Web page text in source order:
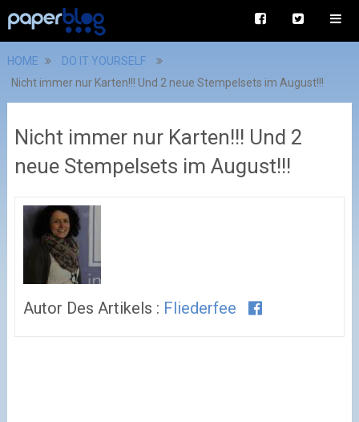
HOME
DO IT YOURSELF
Nicht immer nur Karten!!! Und 2 neue Stempelsets im August!!!
Nicht immer nur Karten!!! Und 2
neue Stempelsets im August!!!
Autor Des Artikels : Fliederfee